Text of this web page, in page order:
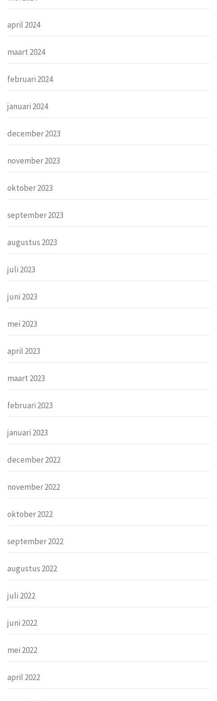
april 2024
maart 2024
februari 2024
januari 2024
december 2023
november 2023
oktober 2023
september 2023
augustus 2023
juli 2023
juni 2023
mei 2023
april 2023
maart 2023
februari 2023
januari 2023
december 2022
november 2022
oktober 2022
september 2022
augustus 2022
juli 2022
juni 2022
mei 2022
april 2022